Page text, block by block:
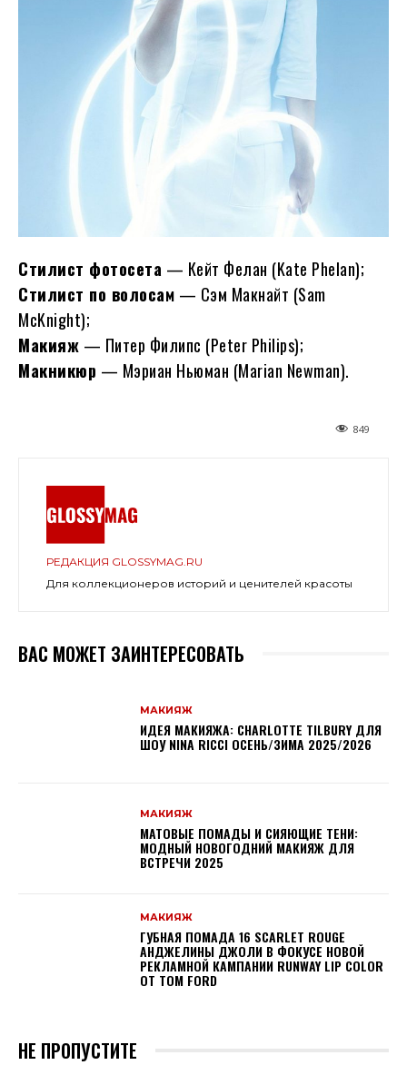
Стилист фотосета — Кейт Фелан (Kate Phelan);
Стилист по волосам — Сэм Макнайт (Sam
McKnight);
Макияж — Питер Филипс (Peter Philips);
Макникюр — Мэриан Ньюман (Marian Newman).
849
РЕДАКЦИЯ GLOSSYMAG.RU
Для коллекционеров историй и ценителей красоты
ВАС МОЖЕТ ЗАИНТЕРЕСОВАТЬ
МАКИЯЖ
ИДЕЯ МАКИЯЖА: CHARLOTTE TILBURY ДЛЯ
ШОУ NINA RICCI ОСЕНЬ/ЗИМА 2025/2026
МАКИЯЖ
МАТОВЫЕ ПОМАДЫ И СИЯЮЩИЕ ТЕНИ:
МОДНЫЙ НОВОГОДНИЙ МАКИЯЖ ДЛЯ
ВСТРЕЧИ 2025
МАКИЯЖ
ГУБНАЯ ПОМАДА 16 SCARLET ROUGE
АНДЖЕЛИНЫ ДЖОЛИ В ФОКУСЕ НОВОЙ
РЕКЛАМНОЙ КАМПАНИИ RUNWAY LIP COLOR
ОТ TOM FORD
НЕ ПРОПУСТИТЕ